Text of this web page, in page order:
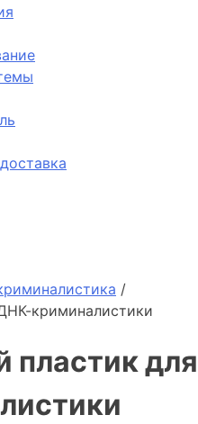
/
криминалистики
пластик для